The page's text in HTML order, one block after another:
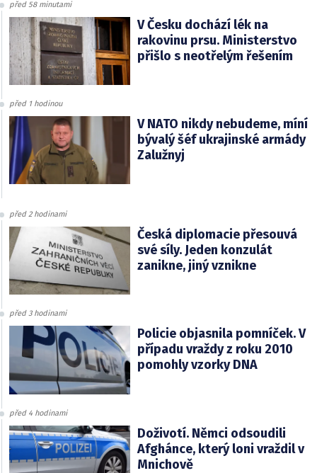
před 58 minutami
V Česku dochází lék na
rakovinu prsu. Ministerstvo
přišlo s neotřelým řešením
před 1 hodinou
V NATO nikdy nebudeme, míní
bývalý šéf ukrajinské armády
Zalužnyj
před 2 hodinami
Česká diplomacie přesouvá
své síly. Jeden konzulát
zanikne, jiný vznikne
před 3 hodinami
Policie objasnila pomníček. V
případu vraždy z roku 2010
pomohly vzorky DNA
před 4 hodinami
Doživotí. Němci odsoudili
Afghánce, který loni vraždil v
Mnichově